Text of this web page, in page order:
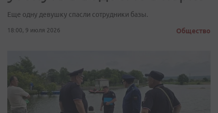
Еще одну девушку спасли сотрудники базы.
18:00, 9 июля 2026 Общество